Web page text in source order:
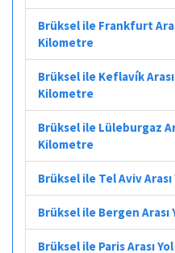
Brüksel ile Frankfurt
Kilometre
Brüksel ile Keflavík
Kilometre
Brüksel ile Lüleburgaz
Kilometre
Brüksel ile Tel Aviv
Brüksel ile Bergen
Brüksel ile Paris Arası